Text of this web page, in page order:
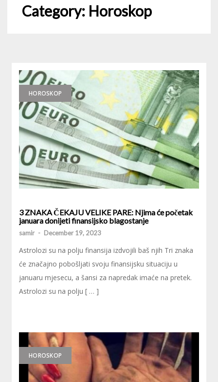
Category: Horoskop
HOROSKOP
3 ZNAKA ČEKAJU VELIKE PARE: Njima će početak
januara donijeti finansijsko blagostanje
samir - December 19, 2023
Astrolozi su na polju finansija izdvojili baš njih Tri znaka
će značajno pobošljati svoju finansijsku situaciju u
januaru mjesecu, a šansi za napredak imaće na pretek.
Astrolozi su na polju [ … ]
HOROSKOP